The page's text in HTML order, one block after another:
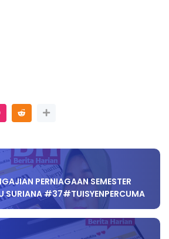
PERNIAGAAN SEMESTER
SURIANA #37#TUISYENPERCUMA